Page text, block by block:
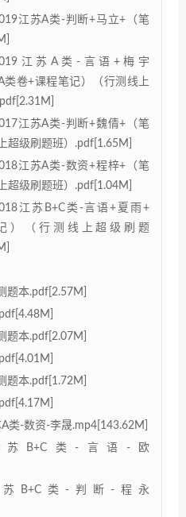
江苏A类-判断+马立+（笔
江苏A类-言语+梅宇
类卷+课程笔记）（行测线上
江苏A类-判断+魏倩+（笔
超级刷题班）.pdf[1.65M]
江苏A类-数资+程梓+（笔
超级刷题班）.pdf[1.04M]
江苏B+C类-言语+夏雨+
）（行测线上超级刷题
题本.pdf[2.57M]
题本.pdf[2.07M]
题本.pdf[1.72M]
类-数资-李晟.mp4[143.62M]
江苏B+C类-言语-欧
江苏B+C类-判断-程永